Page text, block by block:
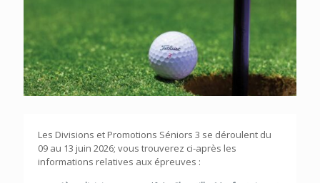
Les Divisions et Promotions Séniors 3 se déroulent du
09 au 13 juin 2026; vous trouverez ci-après les
informations relatives aux épreuves :